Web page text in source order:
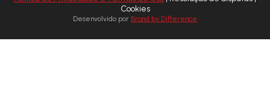
Cookies
Desenvolvido por Brand by Difference